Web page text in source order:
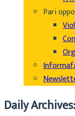
Pari
Daily